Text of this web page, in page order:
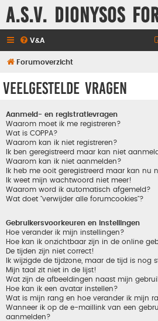
A.S.V. Dionysos
V&A
Forumoverzicht
Veelgestelde vragen
Aanmeld- en registratievragen
Waarom moet ik me registreren?
Wat is COPPA?
Waarom kan ik niet registreren?
Ik ben geregistreerd maar kan niet
Waarom kan ik niet aanmelden?
Ik heb me ooit geregistreerd maar kan nu
Ik weet mijn wachtwoord niet meer!
Waarom word ik automatisch afgemeld?
Wat doet "verwijder alle forumcookies"?
Gebruikersvoorkeuren en instellingen
Hoe verander ik mijn instellingen?
Hoe kan ik onzichtbaar zijn in de online
De tijden zijn niet correct!
Ik wijzigde de tijdzone, maar de tijd is nog
Mijn taal zit niet in de lijst!
Wat zijn de afbeeldingen naast mijn
Hoe kan ik een avatar instellen?
Wat is mijn rang en hoe verander ik mijn
Wanneer ik op de e-maillink van een
aanmelden?